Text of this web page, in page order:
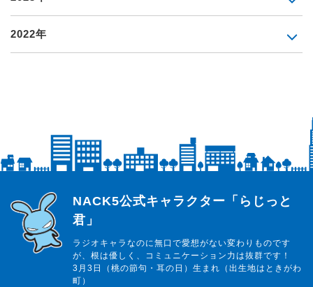
2022年
らじっと君
NACK5公式キャラクター「らじっと
君」
ラジオキャラなのに無口で愛想がない変わりものです
が、根は優しく、コミュニケーション力は抜群です！
3月3日（桃の節句・耳の日）生まれ（出生地はときがわ
町）